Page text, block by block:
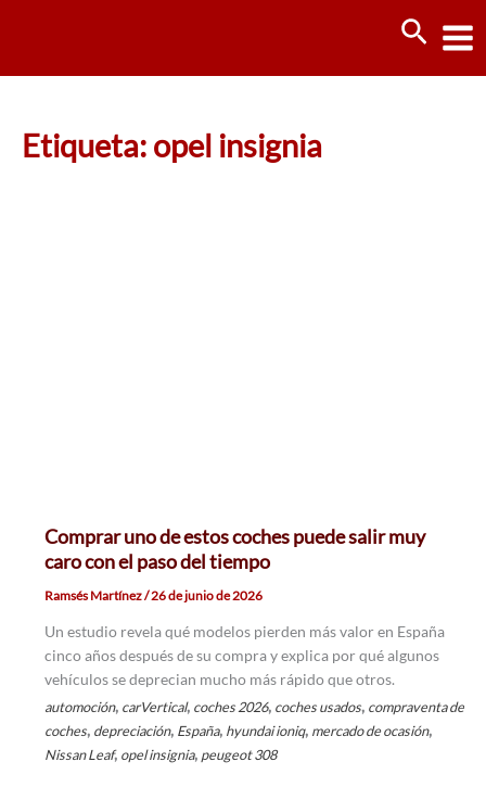
Etiqueta: opel insignia
Comprar uno de estos coches puede salir muy
caro con el paso del tiempo
Ramsés Martínez/26 de junio de 2026
Un estudio revela qué modelos pierden más valor en España
cinco años después de su compra y explica por qué algunos
vehículos se deprecian mucho más rápido que otros.
automoción, carVertical, coches 2026, coches usados, compraventa de
coches, depreciación, España, hyundai ioniq, mercado de ocasión,
Nissan Leaf, opel insignia, peugeot 308